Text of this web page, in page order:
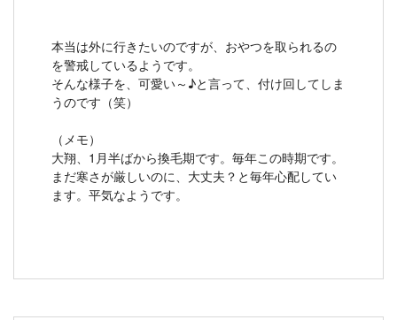
本当は外に行きたいのですが、おやつを取られるの
を警戒しているようです。
そんな様子を、可愛い～♪と言って、付け回してしま
うのです（笑）
（メモ）
大翔、1月半ばから換毛期です。毎年この時期です。
まだ寒さが厳しいのに、大丈夫？と毎年心配してい
ます。平気なようです。